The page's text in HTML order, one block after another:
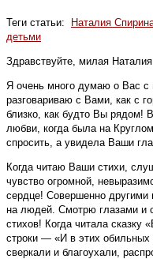
Теги статьи: Наталия
детьми
Здравствуйте, милая
Я очень много думаю о Вас
разговариваю с Вами, как с
близко, как будто Вы рядом!
любви, когда была на
спросить, а увидела Ваши
Когда читаю Ваши стихи,
чувство огромной,
сердце! Совершенно другими
на людей. Смотрю глазами и
стихов! Когда читала сказку
строки — «И в этих
сверкали и благоухали,